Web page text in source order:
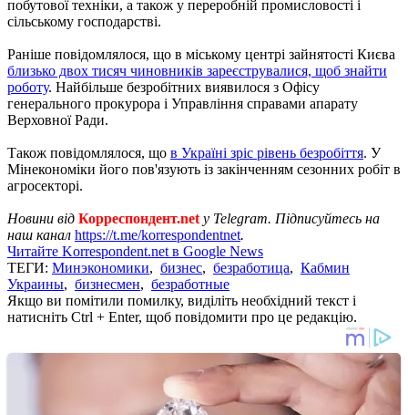
побутової техніки, а також у переробній промисловості і
сільському господарстві.
Раніше повідомлялося, що в міському центрі зайнятості Києва
близько двох тисяч чиновників зареєструвалися, щоб знайти
роботу. Найбільше безробітних виявилося з Офісу
генерального прокурора і Управління справами апарату
Верховної Ради.
Також повідомлялося, що в Україні зріс рівень безробіття. У
Мінекономіки його пов'язують із закінченням сезонних робіт в
агросекторі.
Новини від Корреспондент.net у Telegram. Підписуйтесь на
наш канал https://t.me/korrespondentnet.
Читайте Korrespondent.net в Google News
ТЕГИ: Минэкономики, бизнес, безработица, Кабмин
Украины, бизнесмен, безработные
Якщо ви помітили помилку, виділіть необхідний текст і
натисніть Ctrl + Enter, щоб повідомити про це редакцію.